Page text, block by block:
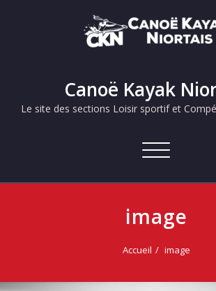
Canoë Kayak
Le site des sections Loisir sportif et
Afficher/
navigation
image
Accueil image